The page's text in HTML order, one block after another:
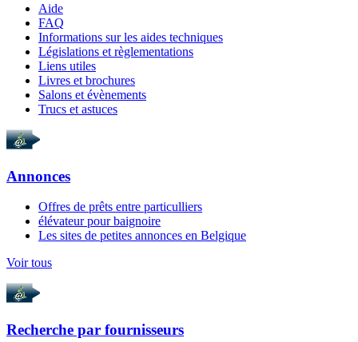
Aide
FAQ
Informations sur les aides techniques
Législations et règlementations
Liens utiles
Livres et brochures
Salons et évènements
Trucs et astuces
Annonces
Offres de prêts entre particulliers
élévateur pour baignoire
Les sites de petites annonces en Belgique
Voir tous
Recherche par fournisseurs